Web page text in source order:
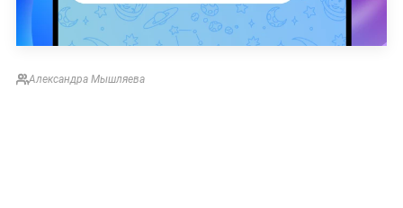
Александра Мышляева